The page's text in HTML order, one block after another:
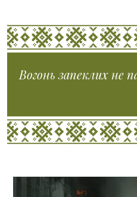
Вогонь запеклих не